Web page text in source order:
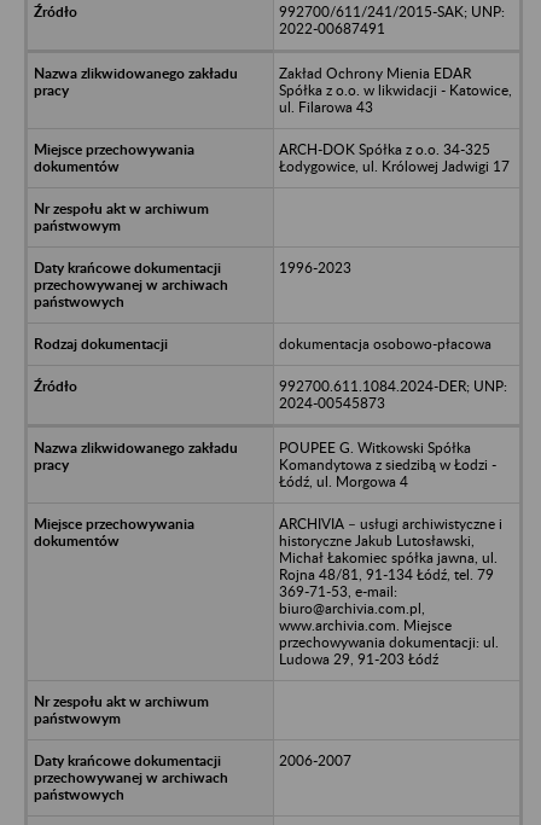
992700/611/241/2015-SAK; UNP:
2022-00687491
Zakład Ochrony Mienia EDAR
Spółka z o.o. w likwidacji - Katowice,
ul. Filarowa 43
ARCH-DOK Spółka z o.o. 34-325
Łodygowice, ul. Królowej Jadwigi 17
1996-2023
dokumentacja osobowo-płacowa
992700.611.1084.2024-DER; UNP:
2024-00545873
POUPEE G. Witkowski Spółka
Komandytowa z siedzibą w Łodzi -
Łódź, ul. Morgowa 4
ARCHIVIA – usługi archiwistyczne i
historyczne Jakub Lutosławski,
Michał Łakomiec spółka jawna, ul.
Rojna 48/81, 91-134 Łódź, tel. 79
369-71-53, e-mail:
biuro@archivia.com.pl,
www.archivia.com. Miejsce
przechowywania dokumentacji: ul.
Ludowa 29, 91-203 Łódź
2006-2007